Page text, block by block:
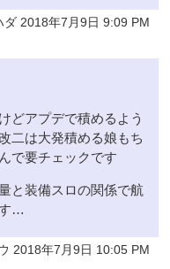
ダ 2018年7月9日 9:09 PM
どアプデで積めるよう
二は大発積める娘もち
で要チェックです
と装備スロの関係で航
…
2018年7月9日 10:05 PM